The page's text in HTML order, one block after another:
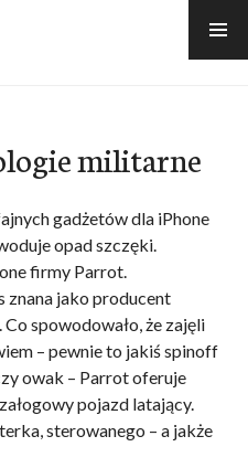
militarne
gadżetów dla iPhone
opad szczęki.
firmy Parrot.
znana jako producent
spowodowało, że zajęli
– pewnie to jakiś spinoff
owak – Parrot oferuje
pojazd latający.
sterowanego – a jakże